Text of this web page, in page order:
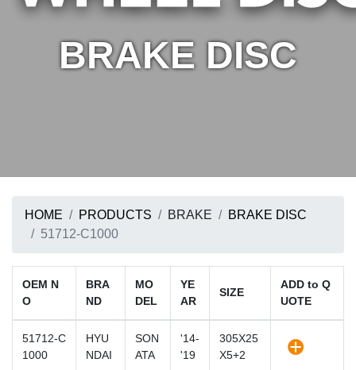
TRANSMISSION FUEL ELECTRICAL
BRAKE DISC
HOME PRODUCTS BRAKE
BRAKE DISC
51712-C1000
OEM N
O
BRA
ND
MO
DEL
YE
AR
SIZE
ADD to Q
UOTE
51712-C
1000
HYU
NDAI
SON
ATA
'14-
'19
305X25
X5+2